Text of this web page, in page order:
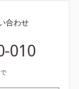
合わせ
010